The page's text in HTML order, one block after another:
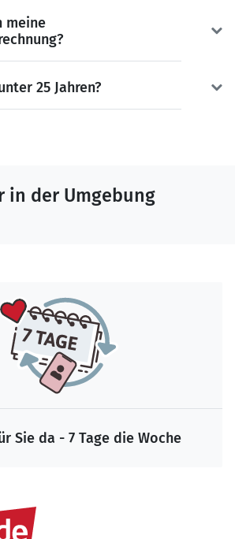
meine
25 Jahren?
in der Umgebung
Sie da - 7 Tage die Woche